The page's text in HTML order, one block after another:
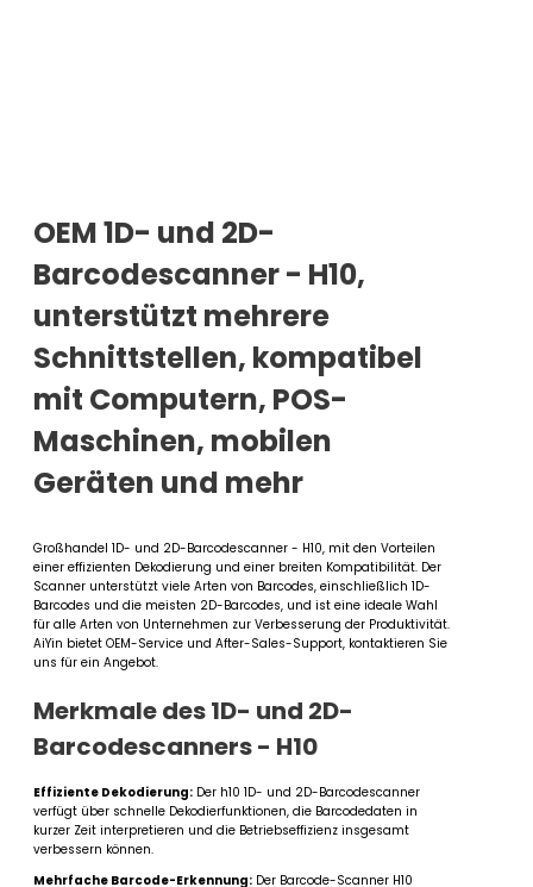
OEM 1D- und 2D-
Barcodescanner - H10,
unterstützt mehrere
Schnittstellen, kompatibel
mit Computern, POS-
Maschinen, mobilen
Geräten und mehr
Großhandel 1D- und 2D-Barcodescanner - H10, mit den Vorteilen
einer effizienten Dekodierung und einer breiten Kompatibilität. Der
Scanner unterstützt viele Arten von Barcodes, einschließlich 1D-
Barcodes und die meisten 2D-Barcodes, und ist eine ideale Wahl
für alle Arten von Unternehmen zur Verbesserung der Produktivität.
AiYin bietet OEM-Service und After-Sales-Support, kontaktieren Sie
uns für ein Angebot.
Merkmale des 1D- und 2D-
Barcodescanners - H10
Effiziente Dekodierung: Der h10 1D- und 2D-Barcodescanner
verfügt über schnelle Dekodierfunktionen, die Barcodedaten in
kurzer Zeit interpretieren und die Betriebseffizienz insgesamt
verbessern können.
Mehrfache Barcode-Erkennung: Der Barcode-Scanner H10